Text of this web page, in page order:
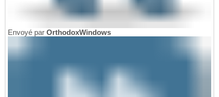
Envoyé par OrthodoxWindows